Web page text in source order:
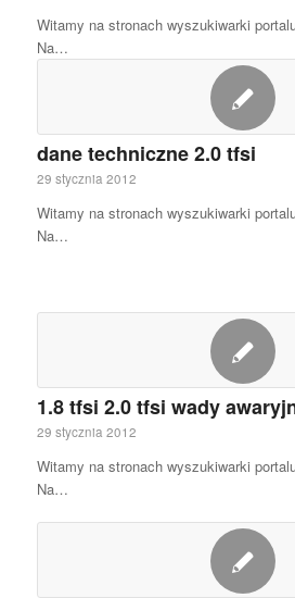
Witamy na stronach wyszukiwarki
Na…
dane techniczne 2.0 tfsi
29 stycznia 2012
Witamy na stronach wyszukiwarki
Na…
1.8 tfsi 2.0 tfsi wady
29 stycznia 2012
Witamy na stronach wyszukiwarki
Na…